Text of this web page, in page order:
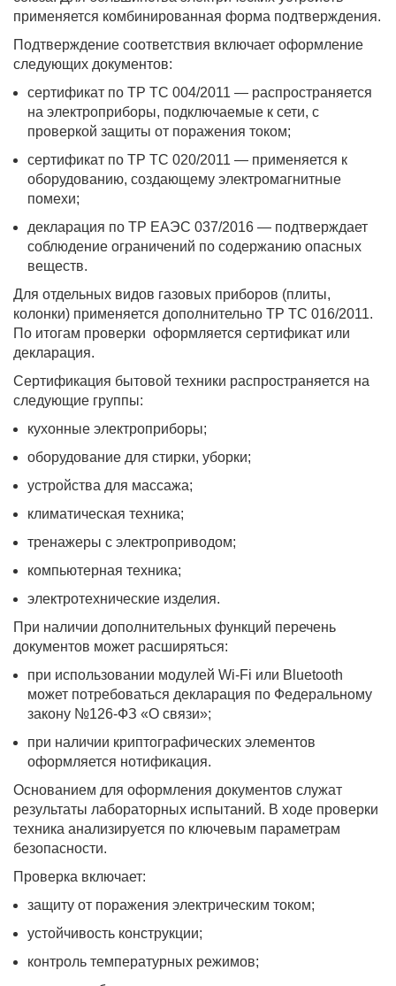
применяется комбинированная форма подтверждения.
Подтверждение соответствия включает оформление
следующих документов:
сертификат по ТР ТС 004/2011 — распространяется
на электроприборы, подключаемые к сети, с
проверкой защиты от поражения током;
сертификат по ТР ТС 020/2011 — применяется к
оборудованию, создающему электромагнитные
помехи;
декларация по ТР ЕАЭС 037/2016 — подтверждает
соблюдение ограничений по содержанию опасных
веществ.
Для отдельных видов газовых приборов (плиты,
колонки) применяется дополнительно ТР ТС 016/2011.
По итогам проверки оформляется сертификат или
декларация.
Сертификация бытовой техники распространяется на
следующие группы:
кухонные электроприборы;
оборудование для стирки, уборки;
устройства для массажа;
климатическая техника;
тренажеры с электроприводом;
компьютерная техника;
электротехнические изделия.
При наличии дополнительных функций перечень
документов может расширяться:
при использовании модулей Wi-Fi или Bluetooth
может потребоваться декларация по Федеральному
закону №126-ФЗ «О связи»;
при наличии криптографических элементов
оформляется нотификация.
Основанием для оформления документов служат
результаты лабораторных испытаний. В ходе проверки
техника анализируется по ключевым параметрам
безопасности.
Проверка включает:
защиту от поражения электрическим током;
устойчивость конструкции;
контроль температурных режимов;